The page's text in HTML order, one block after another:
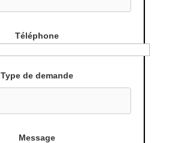
Téléphone
Type de demande
Message